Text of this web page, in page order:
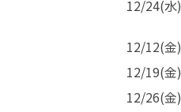
12/24(水)
12/12(金)
12/19(金)
12/26(金)